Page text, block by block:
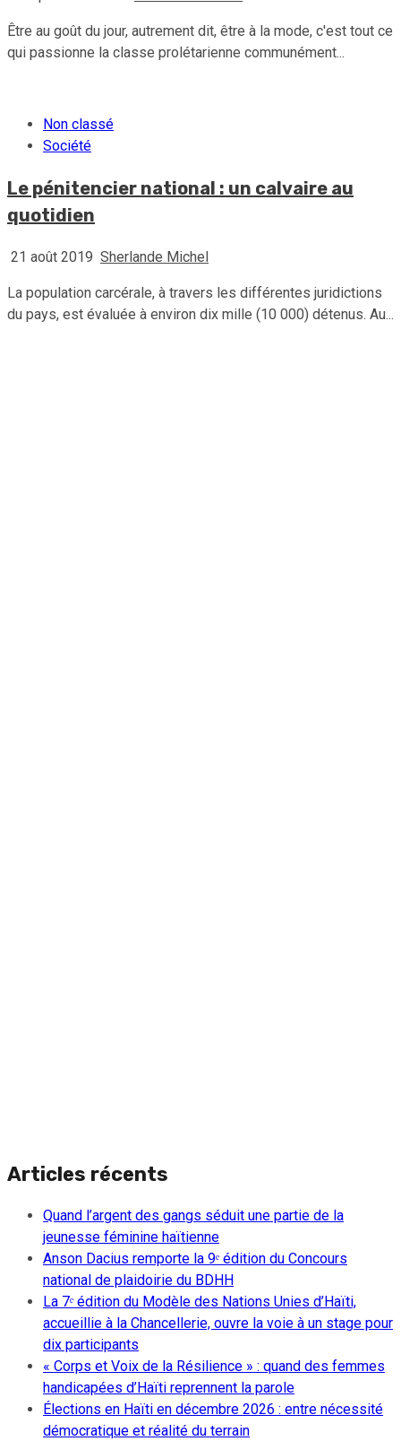
Être au goût du jour, autrement dit, être à la mode, c'est tout ce
qui passionne la classe prolétarienne communément...
Non classé
Société
Le pénitencier national : un calvaire au
quotidien
21 août 2019 Sherlande Michel
La population carcérale, à travers les différentes juridictions
du pays, est évaluée à environ dix mille (10 000) détenus. Au...
Articles récents
Quand l’argent des gangs séduit une partie de la
jeunesse féminine haïtienne
Anson Dacius remporte la 9ᵉ édition du Concours
national de plaidoirie du BDHH
La 7ᵉ édition du Modèle des Nations Unies d’Haïti,
accueillie à la Chancellerie, ouvre la voie à un stage pour
dix participants
« Corps et Voix de la Résilience » : quand des femmes
handicapées d’Haïti reprennent la parole
Élections en Haïti en décembre 2026 : entre nécessité
démocratique et réalité du terrain